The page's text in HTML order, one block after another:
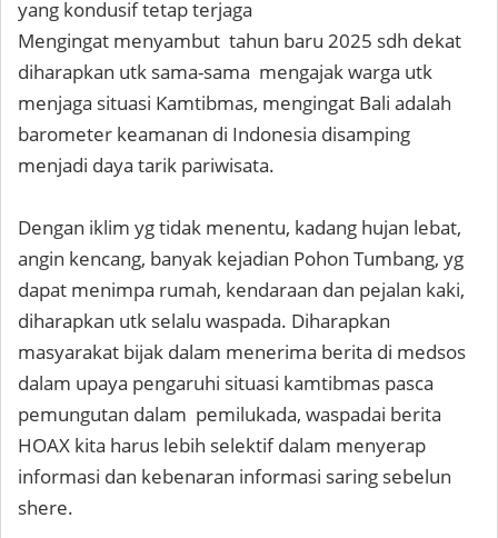
yang kondusif tetap terjaga
Mengingat menyambut tahun baru 2025 sdh dekat
diharapkan utk sama-sama mengajak warga utk
menjaga situasi Kamtibmas, mengingat Bali adalah
barometer keamanan di Indonesia disamping
menjadi daya tarik pariwisata.
Dengan iklim yg tidak menentu, kadang hujan lebat,
angin kencang, banyak kejadian Pohon Tumbang, yg
dapat menimpa rumah, kendaraan dan pejalan kaki,
diharapkan utk selalu waspada. Diharapkan
masyarakat bijak dalam menerima berita di medsos
dalam upaya pengaruhi situasi kamtibmas pasca
pemungutan dalam pemilukada, waspadai berita
HOAX kita harus lebih selektif dalam menyerap
informasi dan kebenaran informasi saring sebelun
shere.